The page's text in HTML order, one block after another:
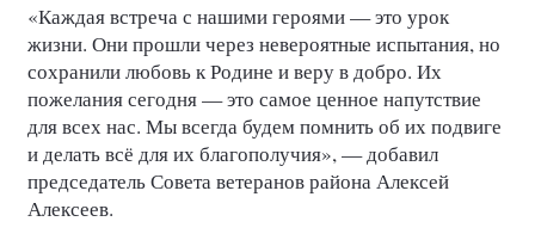
«Каждая встреча с нашими героями — это урок
жизни. Они прошли через невероятные испытания, но
сохранили любовь к Родине и веру в добро. Их
пожелания сегодня — это самое ценное напутствие
для всех нас. Мы всегда будем помнить об их подвиге
и делать всё для их благополучия», — добавил
председатель Совета ветеранов района Алексей
Алексеев.